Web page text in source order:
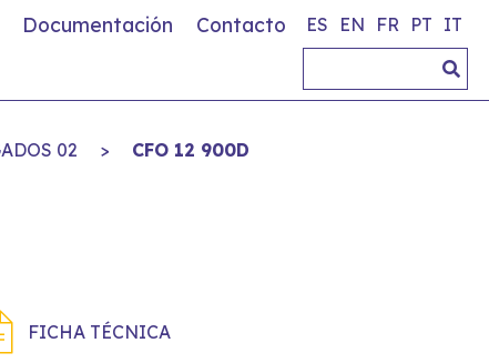
Documentación Contacto ES EN FR PT IT
02 > CFO 12 900D
FICHA TÉCNICA